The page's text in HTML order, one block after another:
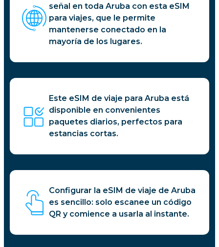
señal en toda Aruba con esta eSIM
para viajes, que le permite
mantenerse conectado en la
mayoría de los lugares.
Este eSIM de viaje para Aruba está
disponible en convenientes
paquetes diarios, perfectos para
estancias cortas.
Configurar la eSIM de viaje de Aruba
es sencillo: solo escanee un código
QR y comience a usarla al instante.